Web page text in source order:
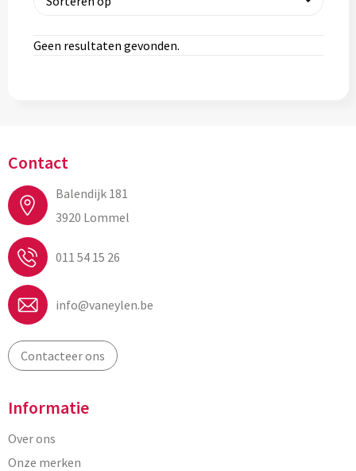
Geen resultaten gevonden.
Contact
Balendijk 181
3920 Lommel
011 54 15 26
info@vaneylen.be
Contacteer ons
Informatie
Over ons
Onze merken